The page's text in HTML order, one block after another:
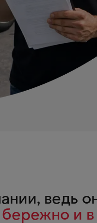
ведь
бережно и в